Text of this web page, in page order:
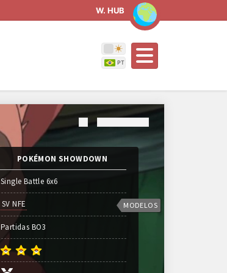
W. HUB
POKÉMON SHOWDOWN
Single Battle 6x6
SV NFE
Partidas BO3
MODELOS